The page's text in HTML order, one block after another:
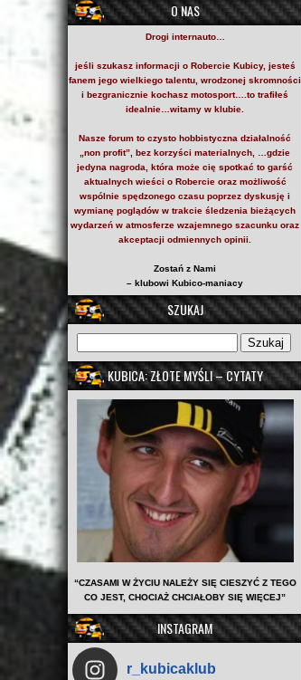
O NAS
Drogi internauto…
jeśli szukasz informacji o Robercie Kubicy, jesteś
fanem jego wielkiego talentu, wrodzonej skromności
i bezgranicznie kochasz motosport….to trafiłeś
idealnie…witamy w klubie.
Nasze forum to czysto hobbistyczna działalność
„non profit”, bez korzyści materialnych, …gdzie
jedyna nagroda, która może cię spotkać to garść
aktualnych wieści o Robercie oraz możliwość
wspólnie spędzonego czasu poprzez dyskusję i
wymianę poglądów w trakcie śledzenia bieżących
wydarzeń w atmosferze wzajemnego szacunku oraz
akceptacji odmiennych opinii.
Zostań z Nami
– klubowi Kubico-maniacy
SZUKAJ
KUBICA: ZŁOTE MYŚLI – CYTATY
“CZASAMI W ŻYCIU NALEŻY SIĘ CIESZYĆ Z TEGO
CO JEST, CHOCIAŻ CHCIAŁOBY SIĘ WIĘCEJ”
INSTAGRAM
r_kubicaklub